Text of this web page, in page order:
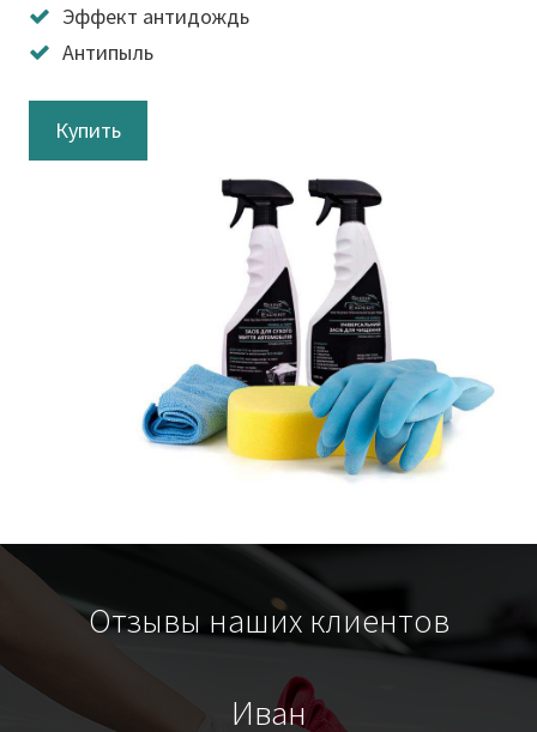
Эффект антидождь
Антипыль
Купить
Отзывы наших клиентов
Иван